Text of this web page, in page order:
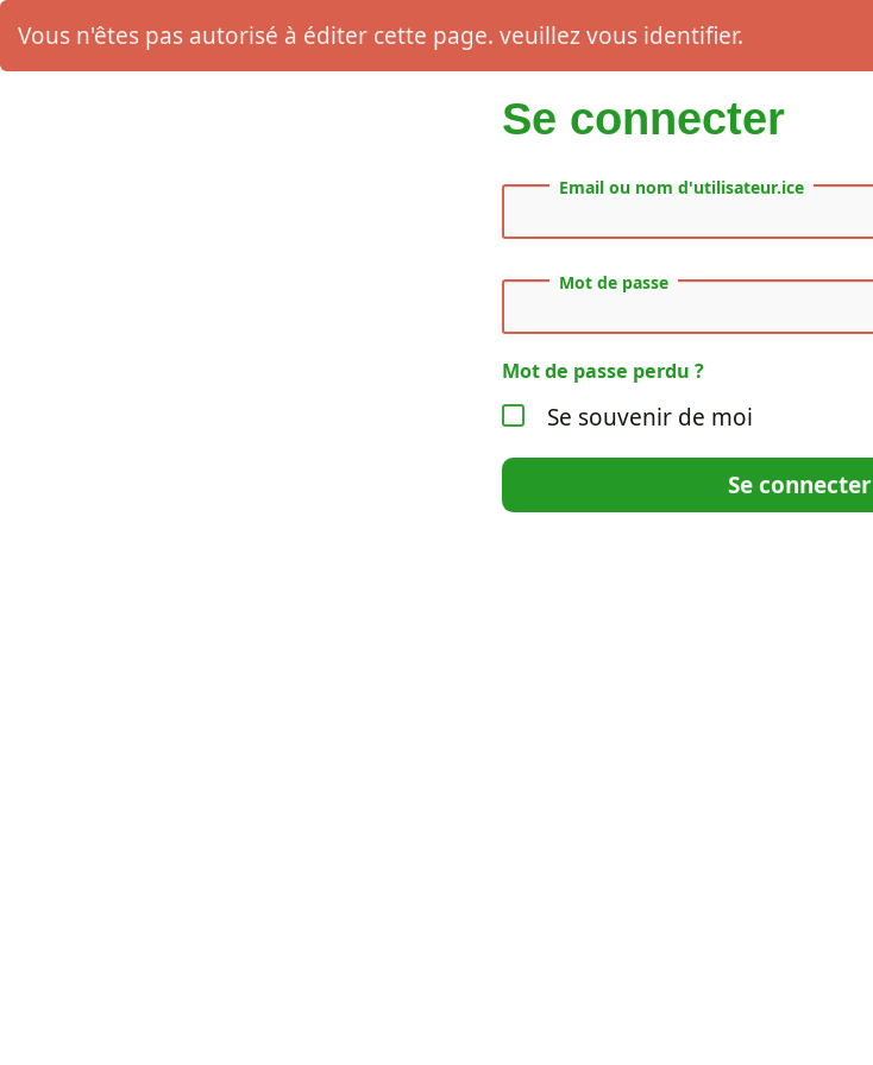
Vous n'êtes pas autorisé à éditer cette page. veuillez vous identifier.
Se connecter
Email ou nom d'utilisateur.ice
Mot de passe
Mot de passe perdu ?
Se souvenir de moi
Se connecter